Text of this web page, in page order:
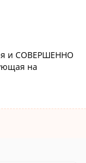
и СОВЕРШЕННО
на